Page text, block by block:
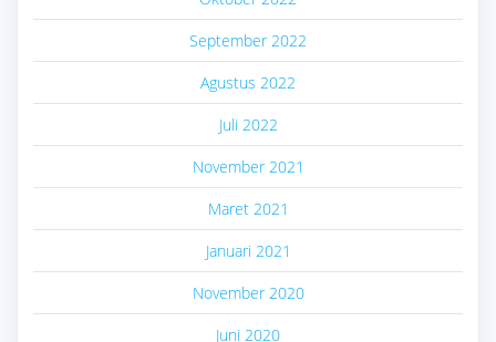
September 2022
Agustus 2022
Juli 2022
November 2021
Maret 2021
Januari 2021
November 2020
Juni 2020